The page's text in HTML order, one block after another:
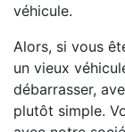
véhicule.
Alors, si vous
un vieux
débarrasser,
plutôt simple.